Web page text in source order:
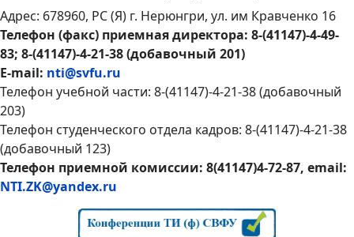
Адрес: 678960, РС (Я) г. Нерюнгри, ул. им Кравченко 16
Телефон (факс) приемная директора: 8-(41147)-4-49-
83; 8-(41147)-4-21-38 (добавочный 201)
E-mail: nti@svfu.ru
Телефон учебной части: 8-(41147)-4-21-38 (добавочный
203)
Телефон студенческого отдела кадров: 8-(41147)-4-21-38
(добавочный 123)
Телефон приемной комиссии: 8(41147)4-72-87, email:
NTI.ZK@yandex.ru